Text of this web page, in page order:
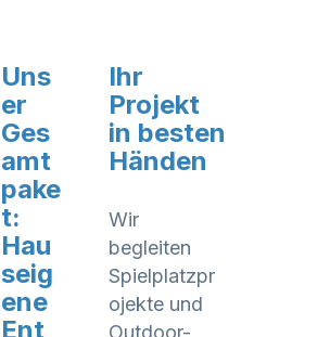
Uns
er
Ges
amt
pake
t:
Hau
seig
ene
Ent
Ihr
Projekt
in besten
Händen
Wir
begleiten
Spielplatzpr
ojekte und
Outdoor-